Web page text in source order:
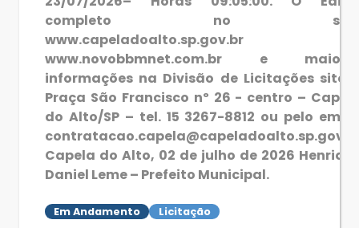
completo no
www.capeladoalto.sp.gov.br
www.novobbmnet.com.br e
informações na Divisão de Licitações sito
Praça São Francisco nº 26 - centro –
do Alto/SP – tel. 15 3267-8812 ou pelo
Capela do Alto, 02 de julho de 2026
Daniel Leme – Prefeito Municipal.
Em Andamento Licitação